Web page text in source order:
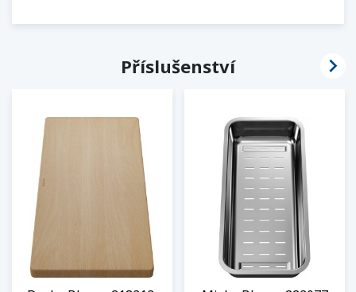
Příslušenství 